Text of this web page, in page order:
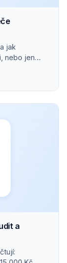
jak
nebo jen
a